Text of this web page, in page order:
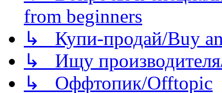
from beginners
↳ Купи-продай/Buy
↳ Ищу
↳ Оффтопик/Offtopic